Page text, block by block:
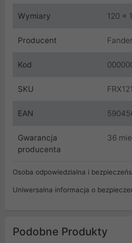
Wymiary 120 x
Producent Fander
Kod
SKU FRX121
EAN
Gwarancja
producenta
36
Osoba odpowiedzialna i
Uniwersalna informacja o
Podobne Produkty